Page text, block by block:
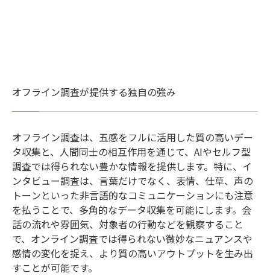
オフライン調査が提供する独自の強み
オフライン調査は、五感をフルに活用した質の高いデー
タ収集と、人間同士の相互作用を通じて、AIやセルフ型
調査では得られない豊かな情報を提供します。特に、イ
ンタビュー調査は、言葉だけでなく、表情、仕草、声の
トーンといった非言語的なコミュニケーションにも注意
を払うことで、多角的なデータ収集を可能にします。会
話の流れや雰囲気、対象者の行動などを観察すること
で、オンライン調査では得られない微妙なニュアンスや
感情の変化を捉え、より質の高いアウトプットを生み出
すことが可能です。